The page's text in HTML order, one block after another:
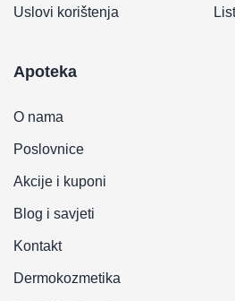
Uslovi korištenja
Apoteka
O nama
Poslovnice
Akcije i kuponi
Blog i savjeti
Kontakt
Dermokozmetika